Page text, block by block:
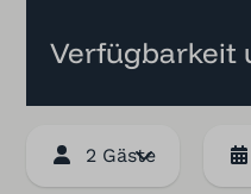
Verfügbarkeit
2 Gäste